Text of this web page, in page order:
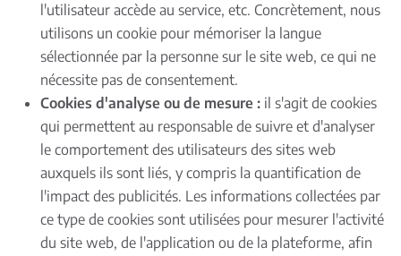
l'utilisateur accède au service, etc. Concrètement, nous
utilisons un cookie pour mémoriser la langue
sélectionnée par la personne sur le site web, ce qui ne
nécessite pas de consentement.
Cookies d'analyse ou de mesure : il s'agit de cookies
qui permettent au responsable de suivre et d'analyser
le comportement des utilisateurs des sites web
auxquels ils sont liés, y compris la quantification de
l'impact des publicités. Les informations collectées par
ce type de cookies sont utilisées pour mesurer l'activité
du site web, de l'application ou de la plateforme, afin